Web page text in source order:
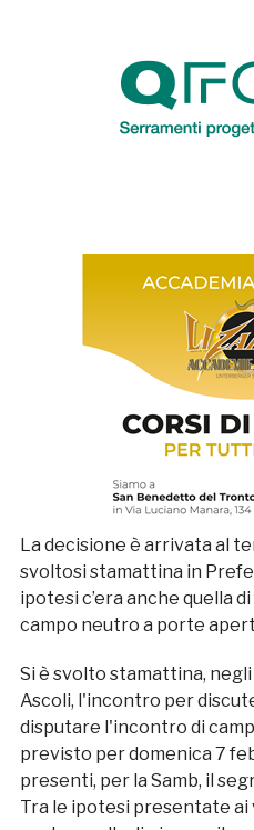
La decisione è arrivata al
svoltosi stamattina in
ipotesi c’era anche quella
campo neutro a porte
Si è svolto stamattina,
Ascoli, l'incontro per
disputare l'incontro di
previsto per domenica 7
presenti, per la Samb, il
Tra le ipotesi presentate ai